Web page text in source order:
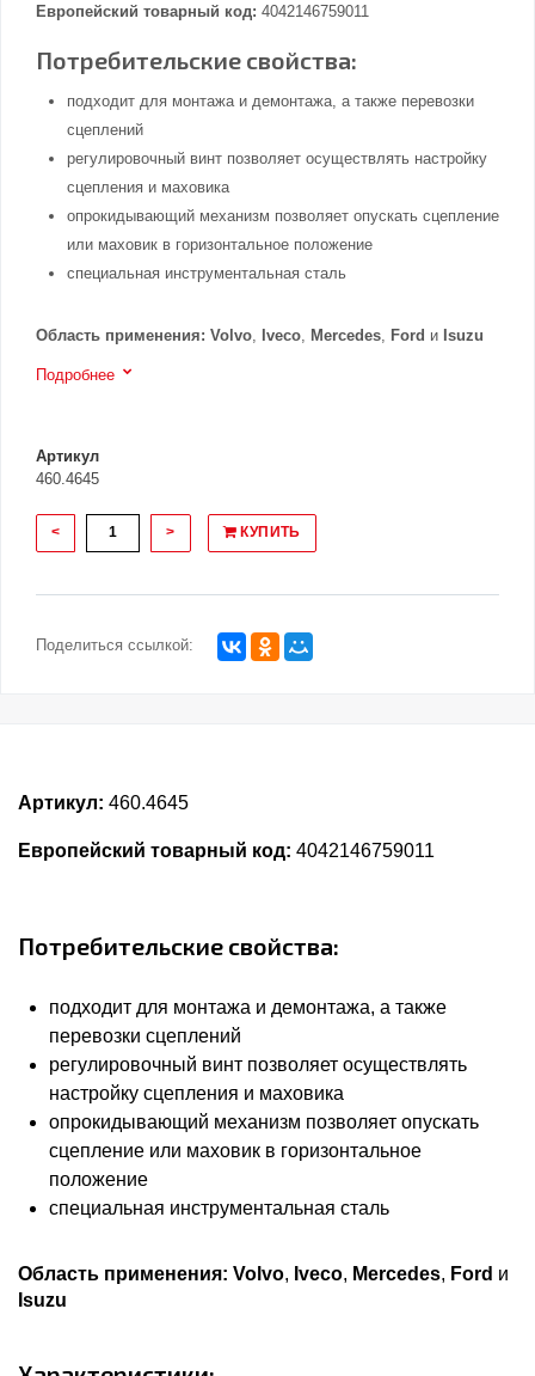
Европейский товарный код: 4042146759011
Потребительские свойства:
подходит для монтажа и демонтажа, а также перевозки
сцеплений
регулировочный винт позволяет осуществлять настройку
сцепления и маховика
опрокидывающий механизм позволяет опускать сцепление
или маховик в горизонтальное положение
специальная инструментальная сталь
Область применения: Volvo, Iveco, Mercedes, Ford и Isuzu
Подробнее
Артикул
460.4645
< > КУПИТЬ
Поделиться ссылкой:
Артикул: 460.4645
Европейский товарный код: 4042146759011
Потребительские свойства:
подходит для монтажа и демонтажа, а также
перевозки сцеплений
регулировочный винт позволяет осуществлять
настройку сцепления и маховика
опрокидывающий механизм позволяет опускать
сцепление или маховик в горизонтальное
положение
специальная инструментальная сталь
Область применения: Volvo, Iveco, Mercedes, Ford и
Isuzu